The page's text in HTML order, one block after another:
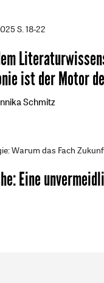
S. 18-22
ist der Motor
Schmitz
Warum das Fach
:Eine